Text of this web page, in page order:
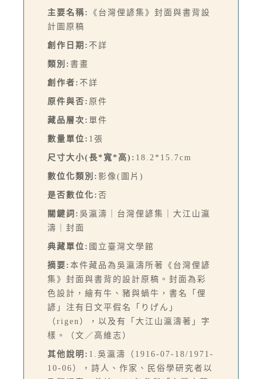
主要名稱:
《台灣俚諺集》封面與書背設
計圖原稿
創作日期: 不詳
類別: 書畫
創作者: 不詳
原件與否: 原件
藏品層次: 單件
數量單位: 1張
尺寸大小(長*寬*高): 18.2*15.7cm
數位化類別: 影像(圖片)
是否數位化: 否
關鍵詞: 吳瀛濤｜台灣俚諺集｜大江山瀛
濤｜封面
典藏單位: 國立臺灣文學館
摘要: 本件藏品為吳瀛濤所著《台灣俚諺
集》封面與書背的設計原稿。封面為彩
色設計，繪有牛、豬與蝸牛，書名「俚
諺」注有日文平假名「りげん」
（rigen），以及有「大江山瀛濤著」字
樣。（文／高維志）
其他說明: 1.吳瀛濤（1916-07-18/1971-
10-06），詩人、作家、民俗學研究者以